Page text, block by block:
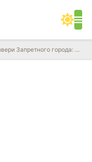
города: Тайна Сияющего самоцвета